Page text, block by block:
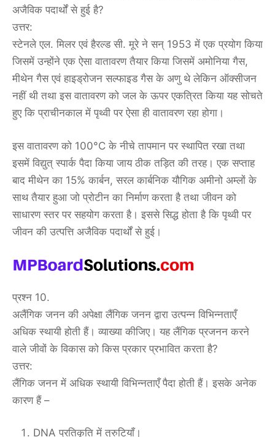
अजैविक पदार्थों से हुई है?
उत्तर:
स्टेनले एल. मिलर एवं हैरल्ड सी. मूरे ने सन् 1953 में एक प्रयोग किया
जिसमें उन्होंने एक ऐसा वातावरण तैयार किया जिसमें अमोनिया गैस,
मीथेन गैस एवं हाइड्रोजन सल्फाइड गैस के अणु थे लेकिन ऑक्सीजन
नहीं थी तथा इस वातावरण को जल के ऊपर एकत्रित किया यह सोचते
हुए कि प्राचीनकाल में पृथ्वी पर ऐसा ही वातावरण रहा होगा।
इस वातावरण को 100°C के नीचे तापमान पर स्थापित रखा तथा
इसमें विद्युत् स्पार्क पैदा किया जाय ठीक तड़ित की तरह। एक सप्ताह
बाद मीथेन का 15% कार्बन, सरल कार्बनिक यौगिक अमीनो अम्लों के
साथ तैयार हुआ जो प्रोटीन का निर्माण करता है तथा जीवन को
साधारण स्तर पर सहयोग करता है। इससे सिद्ध होता है कि पृथ्वी पर
जीवन की उत्पत्ति अजैविक पदार्थों से हुई।
प्रश्न 10.
अलैंगिक जनन की अपेक्षा लैंगिक जनन द्वारा उत्पन्न विभिन्नताएँ
अधिक स्थायी होती हैं। व्याख्या कीजिए। यह लैंगिक प्रजनन करने
वाले जीवों के विकास को किस प्रकार प्रभावित करता है?
उत्तर:
लैंगिक जनन में अधिक स्थायी विभिन्नताएँ पैदा होती हैं। इसके अनेक
कारण हैं –
DNA प्रतिकृति में त्रुटियाँ।